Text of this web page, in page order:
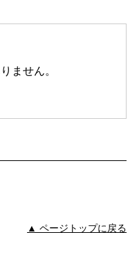
ません。
▲ ページトップに戻る